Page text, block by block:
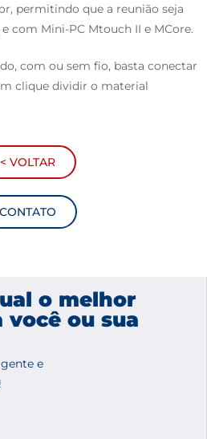
permitindo que a reunião seja
com Mini-PC Mtouch II e MCore.
com ou sem fio, basta conectar
clique dividir o material
< VOLTAR
CONTATO
o melhor
ou sua
e